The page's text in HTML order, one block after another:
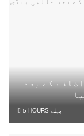
کے بعد
5 HOURS پہلے